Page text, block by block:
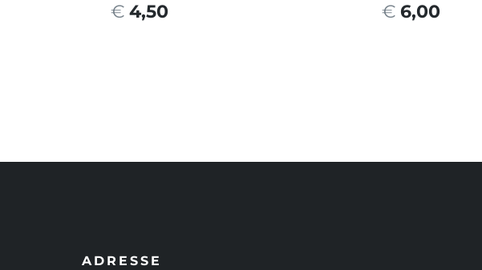
€ 4,50 € 6,00
ADRESSE